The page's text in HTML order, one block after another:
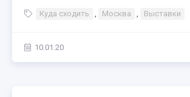
Куда сходить , Москва , Выставки
10.01.20